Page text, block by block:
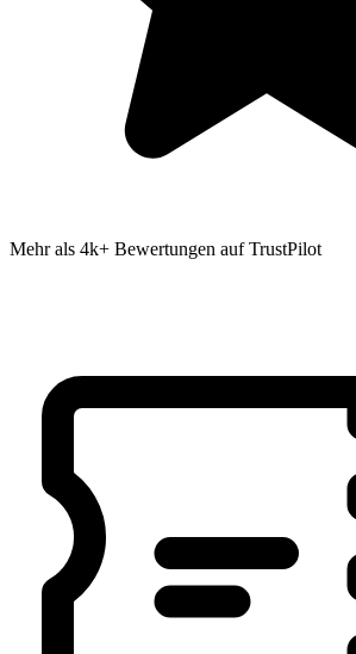
Mehr als 4k+ Bewertungen auf TrustPilot